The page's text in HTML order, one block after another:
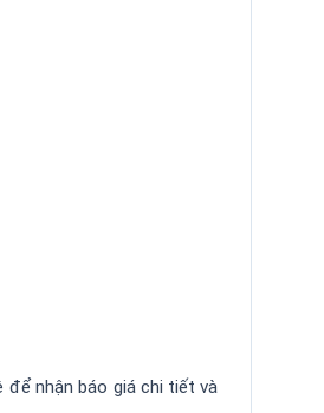
nhận báo giá chi tiết và